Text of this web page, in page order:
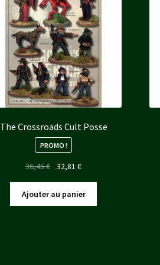
The Crossroads Cult Posse
PROMO !
36,45€
Le
initial
était :
32,81€Le
actuel
est :
Ajouter au panier